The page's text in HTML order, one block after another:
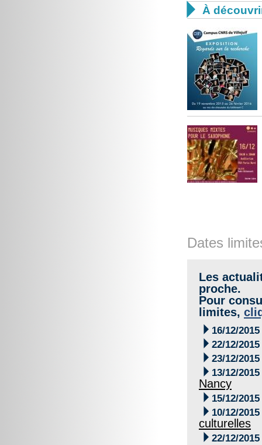
 À
Dates
Les
proche.
Pour
limites,
 16/12/2015
 22/12/2015
 23/12/2015
 13/12/2015
Nancy
 15/12/2015
 10/12/2015
culturelles
 22/12/2015